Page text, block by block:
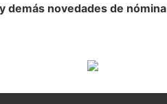
demás novedades de nómina